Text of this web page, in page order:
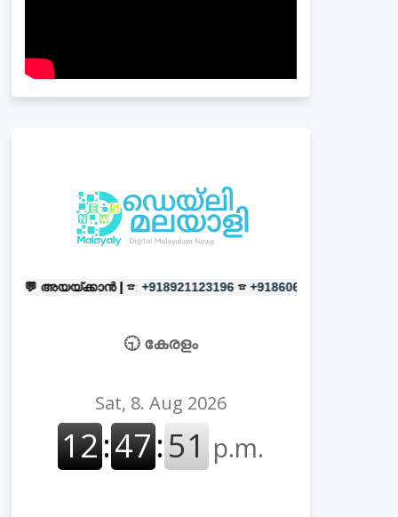
| ☎: +918921123196 ☎ +918606657037 പരസ്യങ്ങൾക്ക്
🕤 കേരളം